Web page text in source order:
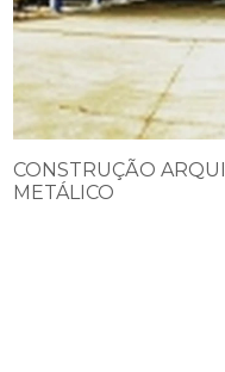
CONSTRUÇÃO
METÁLICO